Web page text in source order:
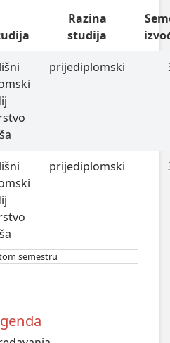
Razina
studija
prijediplomski
prijediplomski
semestru